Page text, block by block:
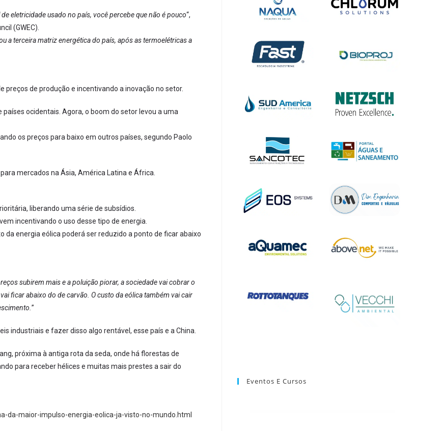
eletricidade usado no país, você percebe que não é pouco“,
(GWEC).
a terceira matriz energética do país, após as termoelétricas a
de produção e incentivando a inovação no setor.
ocidentais. Agora, o boom do setor levou a uma
os preços para baixo em outros países, segundo Paolo
mercados na Ásia, América Latina e África.
liberando uma série de subsídios.
incentivando o uso desse tipo de energia.
da energia eólica poderá ser reduzido a ponto de ficar abaixo
subirem mais e a poluição piorar, a sociedade vai cobrar o
ficar abaixo do de carvão. O custo da eólica também vai cair
”
industriais e fazer disso algo rentável, esse país e a China.
próxima à antiga rota da seda, onde há florestas de
para receber hélices e muitas mais prestes a sair do
maior-impulso-energia-eolica-ja-visto-no-mundo.html
Eventos E Cursos